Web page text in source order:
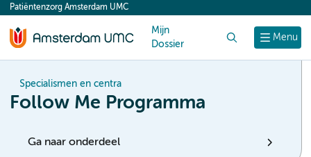
content
Menu
Patiëntenzorg Amsterdam UMC
Mijn
Dossier
Specialismen en centra
Follow Me Programma
Ga naar onderdeel